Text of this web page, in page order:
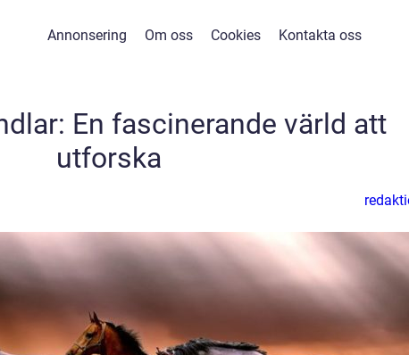
Annonsering Om oss Cookies Kontakta oss
En fascinerande värld att
utforska